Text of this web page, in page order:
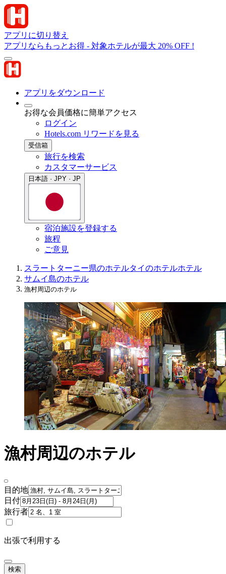
アプリに切り替え
アプリならもっとお得 - 対象ホテルが最大 20% OFF !
アプリをダウンロード
お得な会員価格に簡単アクセス
ログイン
Hotels.com リワードを見る
受信箱
旅行を検索
カスタマーサービス
日本語 · JPY · JP
宿泊施設を登録する
旅程
ご意見
スラートターニー県のホテルタイのホテルホテル
サムイ島のホテル
漁村周辺のホテル
漁村周辺のホテル
目的地
日付
旅行者
出張で利用する
検索